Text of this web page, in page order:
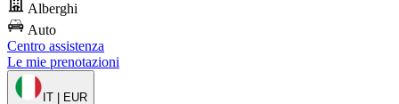
Alberghi
Auto
Centro assistenza
Le mie prenotazioni
IT | EUR